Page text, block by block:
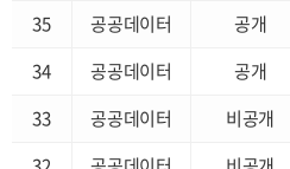
35
공공데이터 공개
34
공공데이터 공개
33
공공데이터 비공개